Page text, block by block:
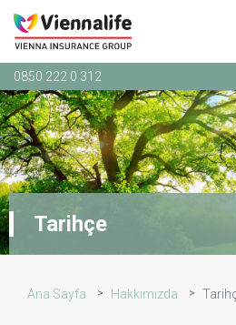
0850 222 0 312
Tarihçe
Ana Sayfa Hakkımızda